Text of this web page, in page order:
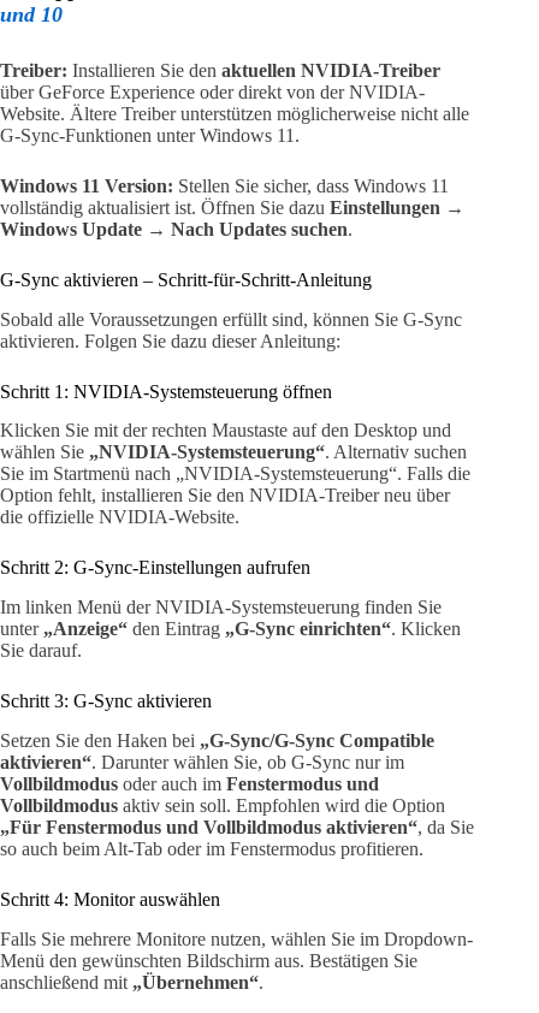
und 10
Treiber: Installieren Sie den aktuellen NVIDIA-Treiber
über GeForce Experience oder direkt von der NVIDIA-
Website. Ältere Treiber unterstützen möglicherweise nicht alle
G-Sync-Funktionen unter Windows 11.
Windows 11 Version: Stellen Sie sicher, dass Windows 11
vollständig aktualisiert ist. Öffnen Sie dazu Einstellungen →
Windows Update → Nach Updates suchen.
G-Sync aktivieren – Schritt-für-Schritt-Anleitung
Sobald alle Voraussetzungen erfüllt sind, können Sie G-Sync
aktivieren. Folgen Sie dazu dieser Anleitung:
Schritt 1: NVIDIA-Systemsteuerung öffnen
Klicken Sie mit der rechten Maustaste auf den Desktop und
wählen Sie „NVIDIA-Systemsteuerung“. Alternativ suchen
Sie im Startmenü nach „NVIDIA-Systemsteuerung“. Falls die
Option fehlt, installieren Sie den NVIDIA-Treiber neu über
die offizielle NVIDIA-Website.
Schritt 2: G-Sync-Einstellungen aufrufen
Im linken Menü der NVIDIA-Systemsteuerung finden Sie
unter „Anzeige“ den Eintrag „G-Sync einrichten“. Klicken
Sie darauf.
Schritt 3: G-Sync aktivieren
Setzen Sie den Haken bei „G-Sync/G-Sync Compatible
aktivieren“. Darunter wählen Sie, ob G-Sync nur im
Vollbildmodus oder auch im Fenstermodus und
Vollbildmodus aktiv sein soll. Empfohlen wird die Option
„Für Fenstermodus und Vollbildmodus aktivieren“, da Sie
so auch beim Alt-Tab oder im Fenstermodus profitieren.
Schritt 4: Monitor auswählen
Falls Sie mehrere Monitore nutzen, wählen Sie im Dropdown-
Menü den gewünschten Bildschirm aus. Bestätigen Sie
anschließend mit „Übernehmen“.